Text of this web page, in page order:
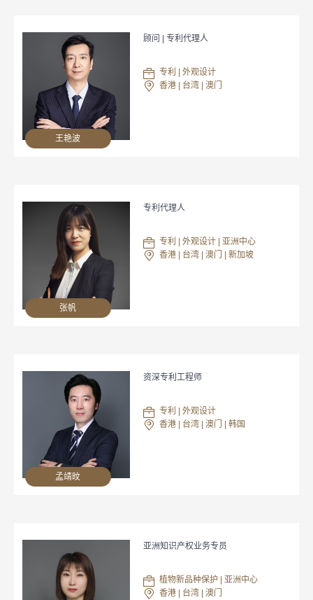
王艳波
顾问 | 专利代理人
专利 | 外观设计
香港 | 台湾 | 澳门
张帆
专利代理人
专利 | 外观设计 | 亚洲中心
香港 | 台湾 | 澳门 | 新加坡
孟靖旼
资深专利工程师
专利 | 外观设计
香港 | 台湾 | 澳门 | 韩国
亚洲知识产权业务专员
植物新品种保护 | 亚洲中心
香港 | 台湾 | 澳门